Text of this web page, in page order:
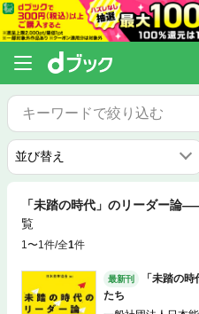
「未踏の時代」のリーダー論
覧
1〜1件/全1件
最新刊
「未踏の
たち